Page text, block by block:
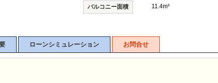
バルコニー面積 11.4m²
ローンシミュレーション お問合せ